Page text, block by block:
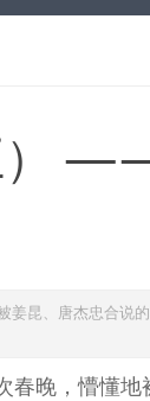
）
姜昆、唐杰忠合说
春晚，懵懂